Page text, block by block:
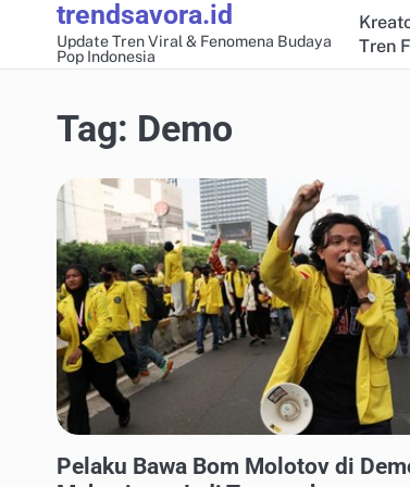
content
trendsavora.id
Update Tren Viral & Fenomena Budaya
Pop Indonesia
Tren
Tag: Demo
Pelaku Bawa Bom Molotov di